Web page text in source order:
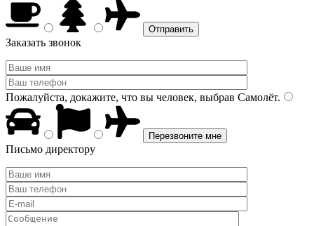
Заказать звонок
Пожалуйста, докажите, что вы человек, выбрав Самолёт.
Письмо директору